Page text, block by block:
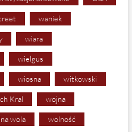
waniek
wiara
wielgus
wiosna witkowski
Kral wojna
wola wolność